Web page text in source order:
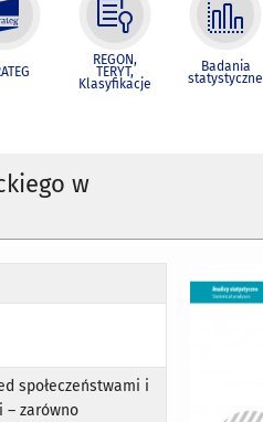
REGON,
TERYT,
Klasyfikacje
Badania
statystyczne
w
społeczeństwami i
–zarówno